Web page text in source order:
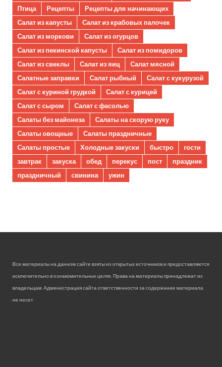
Птица
Рецепты
Рецепты для начинающих
Салат из капусты
Салат из крабовых палочек
Салат из моркови
Салат из огурцов
Салат из пекинской капусты
Салат из помидоров
Салат из свеклы
Салат из яиц
Салат мясной
Салатные заправки
Салат рыбный
Салат с кукурузой
Салат с куриной грудкой
Салат с курицей
Салат с сыром
Салат с фасолью
Салаты без майонеза
Салаты на скорую руку
Салаты овощные
Салаты праздничные
Салаты простые
Холодные закуски быстро
гости
завтрак
закуска обед перекус пост
праздник
праздничный
свинина ужин
Все материалы на данном сайте взяты из открытых источников и предоставляются
исключительно в ознакомительных целях. Права на материалы принадлежат их
владельцам. Администрация сайта ответственности за содержание материала
не несет.